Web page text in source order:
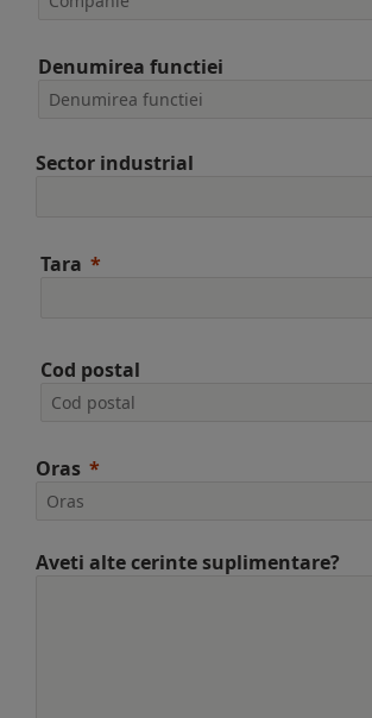
Denumirea functiei
Sector industrial
Tara
Cod postal
Oras
Aveti alte cerinte suplimentare?